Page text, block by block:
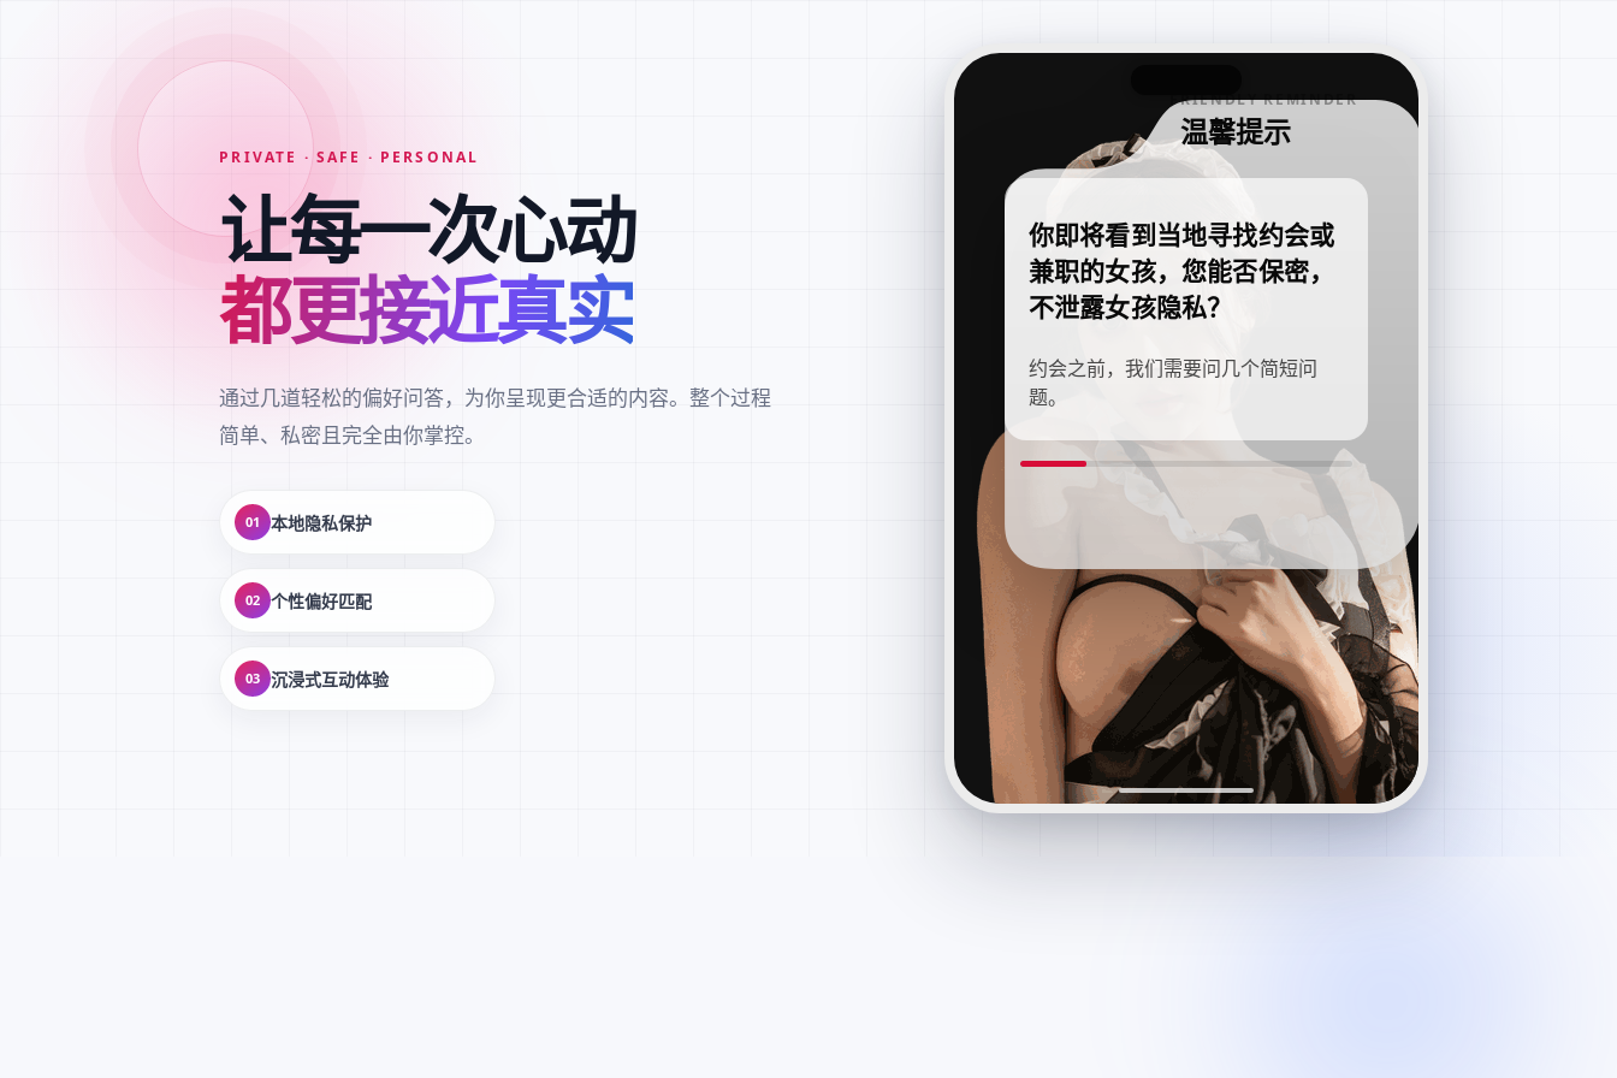
PRIVATE · SAFE · PERSONAL
让每一次心动
都更接近真实
通过几道轻松的偏好问答，为你呈现更合适的内容。整个过程
简单、私密且完全由你掌控。
01 本地隐私保护
02 个性偏好匹配
03 沉浸式互动体验
FRIENDLY REMINDER
温馨提示
你即将看到当地寻找约会或
兼职的女孩，您能否保密，
不泄露女孩隐私？
约会之前，我们需要问几个简短问
题。